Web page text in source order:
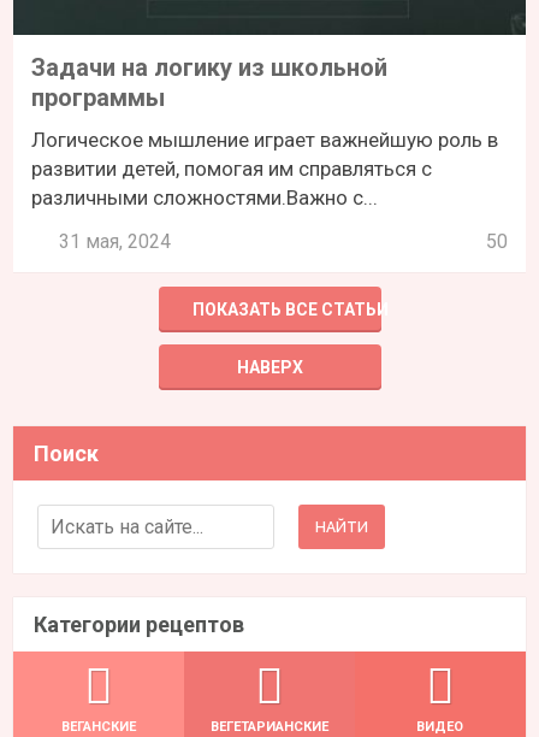
Задачи на логику из школьной
программы
Логическое мышление играет важнейшую роль в
развитии детей, помогая им справляться с
различными сложностями.Важно с...
31 мая, 2024 50
ПОКАЗАТЬ ВСЕ СТАТЬИ
НАВЕРХ
Поиск
Search for:
Категории рецептов
ВЕГАНСКИЕ ВЕГЕТАРИАНСКИЕ ВИДЕО